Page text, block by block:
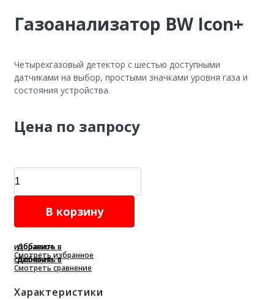
Газоанализатор BW Icon+
Четырехгазовый детектор с шестью доступными
датчиками на выбор, простыми значками уровня газа и
состояния устройства.
Цена по запросу
Газоанализатор
BW
quantityВ корзину
Добавить в избранное
Смотреть избранное
Добавить в сравнение
Смотреть сравнение
Характеристики